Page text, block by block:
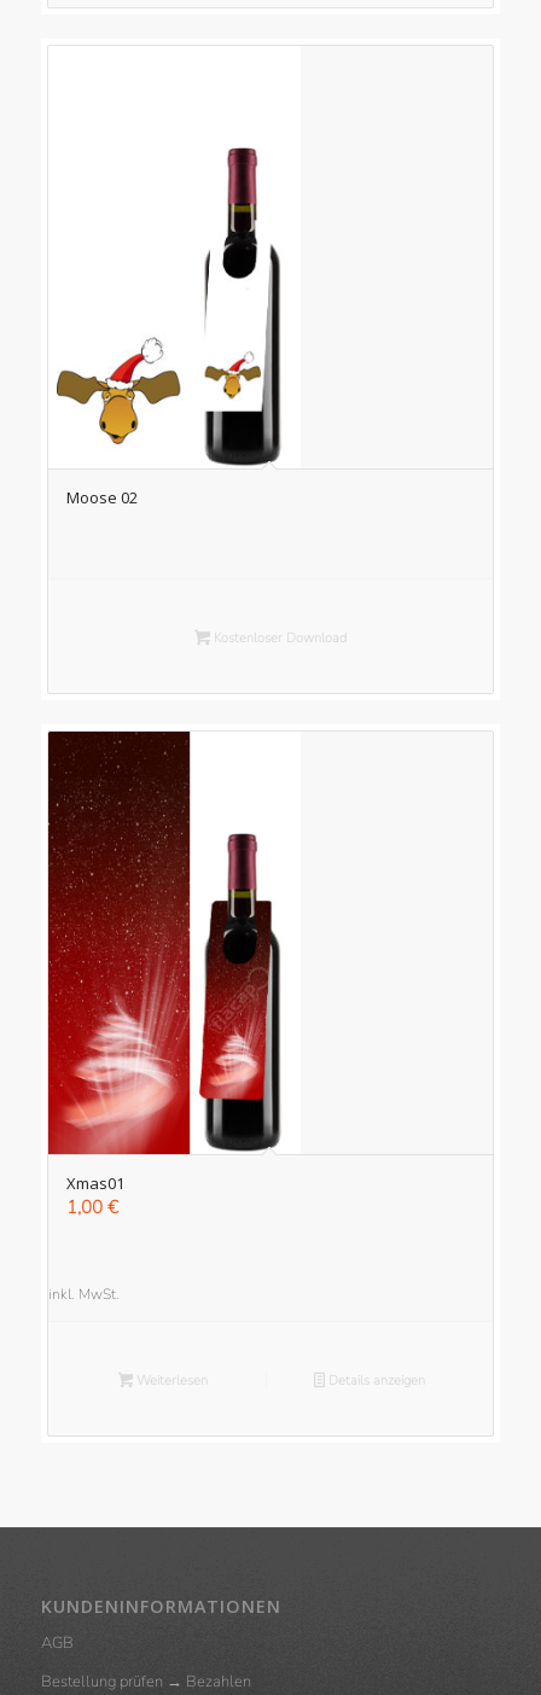
Moose 02
Kostenloser Download
Xmas01
1,00 €
inkl. MwSt.
Weiterlesen Details anzeigen
KUNDENINFORMATIONEN
AGB
Bestellung prüfen → Bezahlen